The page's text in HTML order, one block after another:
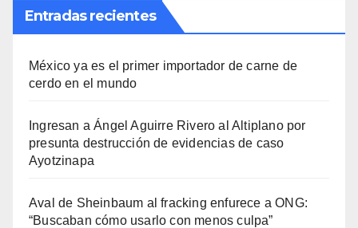
Entradas recientes
México ya es el primer importador de carne de
cerdo en el mundo
Ingresan a Ángel Aguirre Rivero al Altiplano por
presunta destrucción de evidencias de caso
Ayotzinapa
Aval de Sheinbaum al fracking enfurece a ONG:
“Buscaban cómo usarlo con menos culpa”